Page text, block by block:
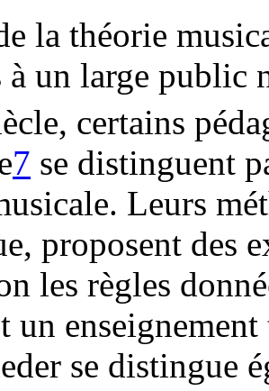
la théorie
à un large public
certains
7 se distinguent
Leurs
proposent des
les règles
un
se distingue